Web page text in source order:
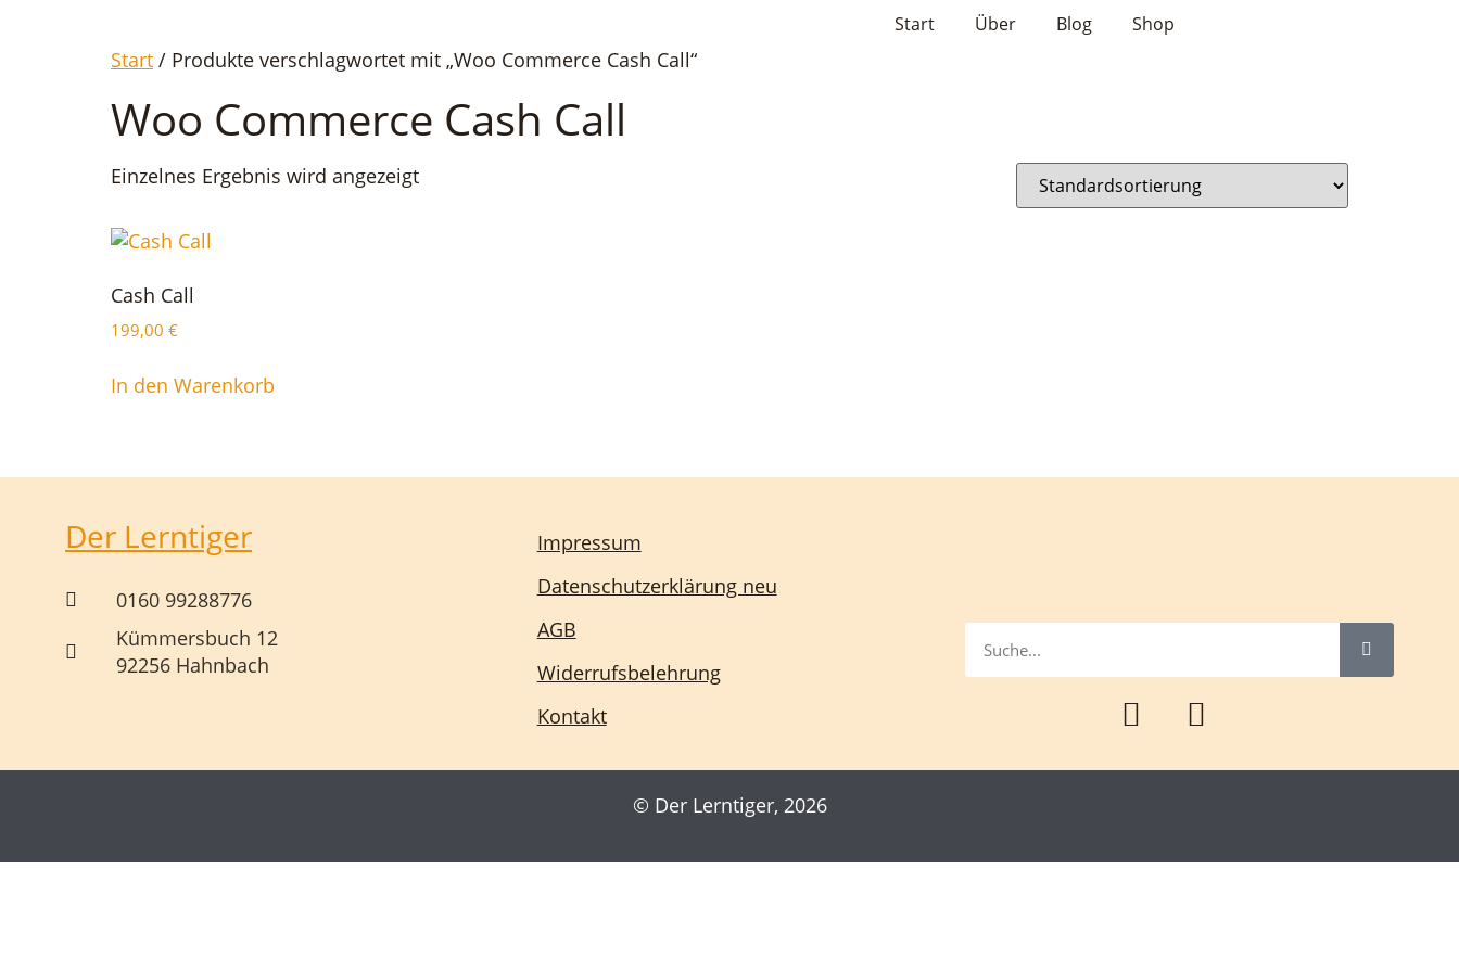
Start Über Blog Shop
Start / Produkte verschlagwortet mit „Woo Commerce Cash Call“
Woo Commerce Cash Call
Einzelnes Ergebnis wird angezeigt
Cash Call
199,00 €
In den Warenkorb
Der Lerntiger
0160 99288776
Kümmersbuch 12
92256 Hahnbach
Impressum
Datenschutzerklärung neu
AGB
Widerrufsbelehrung
Kontakt
© Der Lerntiger, 2026